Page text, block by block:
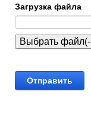
Загрузка файла